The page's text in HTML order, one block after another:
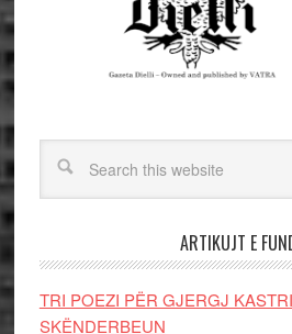
ARTIKUJT E
TRI POEZI PËR GJERGJ
SKËNDERBEUN